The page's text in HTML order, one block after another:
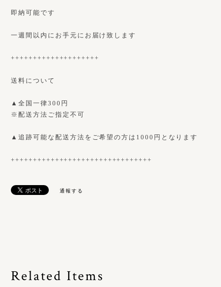
即納可能です
一週間以内にお手元にお届け致します
++++++++++++++++++++
送料について
▲全国一律300円
※配送方法ご指定不可
▲追跡可能な配送方法をご希望の方は1000円となります
++++++++++++++++++++++++++++++++
通報する
Related Items